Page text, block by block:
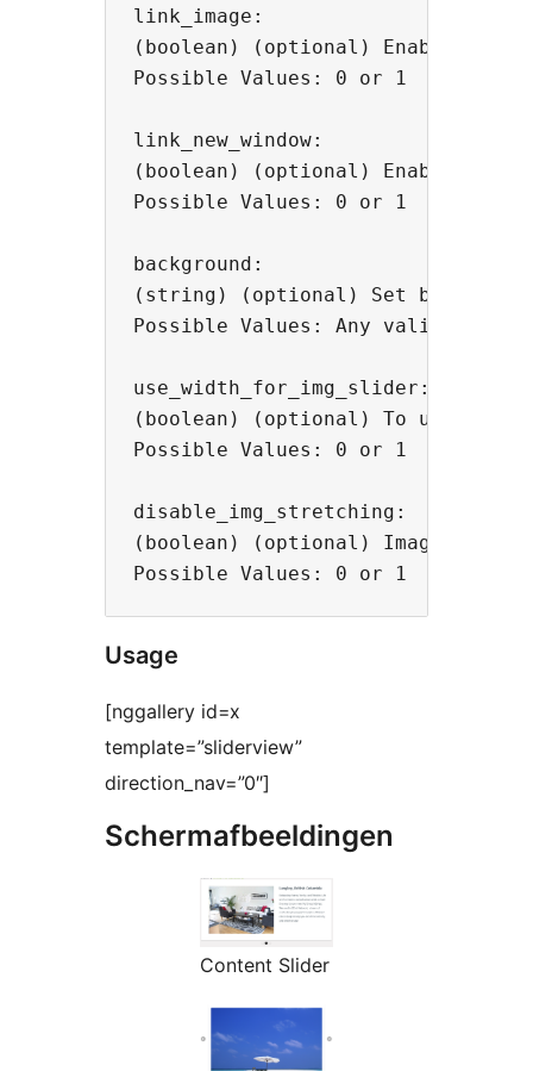
link_image:
(boolean) (optional) Enable or
Possible Values: 0 or 1
link_new_window:
(boolean) (optional) Enable to
Possible Values: 0 or 1
background:
(string) (optional) Set
Possible Values: Any valid
use_width_for_img_slider:
(boolean) (optional) To use the
Possible Values: 0 or 1
disable_img_stretching:
(boolean) (optional) Images in
Usage
[nggallery id=x
template=”sliderview”
direction_nav=”0″]
Schermafbeeldingen
Content Slider